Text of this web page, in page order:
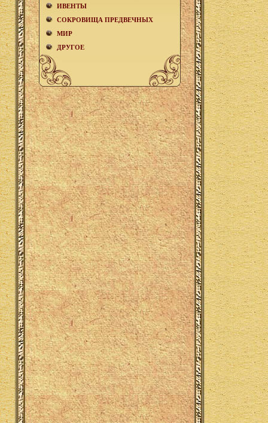
ИВЕНТЫ
СОКРОВИЩА ПРЕДВЕЧНЫХ
МИР
ДРУГОЕ